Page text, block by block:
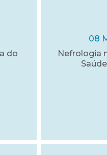
do
08
Nefrologia